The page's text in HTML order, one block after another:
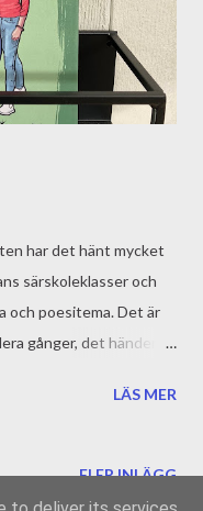
har det hänt mycket
särskoleklasser och
och poesitema. Det är
gånger, det händer så
där det går elever med
förut och det är
Ett annat kärt
LÄS MER
FLER INLÄGG